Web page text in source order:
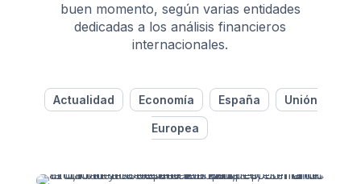
buen momento, según varias entidades
dedicadas a los análisis financieros
internacionales.
Actualidad Economía España Unión
Europea